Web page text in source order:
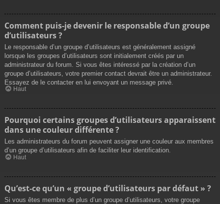
Comment puis-je devenir le responsable d’un groupe
d’utilisateurs ?
Le responsable d’un groupe d’utilisateurs est généralement assigné
lorsque les groupes d’utilisateurs sont initialement créés par un
administrateur du forum. Si vous êtes intéressé par la création d’un
groupe d’utilisateurs, votre premier contact devrait être un administrateur.
Essayez de le contacter en lui envoyant un message privé.
Haut
Pourquoi certains groupes d’utilisateurs apparaissent
dans une couleur différente ?
Les administrateurs du forum peuvent assigner une couleur aux membres
d’un groupe d’utilisateurs afin de faciliter leur identification.
Haut
Qu’est-ce qu’un « groupe d’utilisateurs par défaut » ?
Si vous êtes membre de plus d’un groupe d’utilisateurs, votre groupe